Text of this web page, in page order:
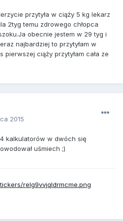
przytyła w ciąży 5 kg lekarz
2tyg temu zdrowego chłopca
obecnie jestem w 29 tyg i
najbardziej to przytyłam w
ciąży przytyłam cała ze
2015
kalkulatorów w dwóch się
uśmiech ;)